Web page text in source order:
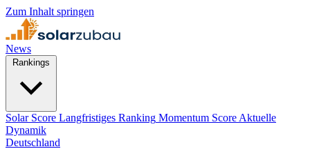
Zum Inhalt springen
News
Solar Score Langfristiges Ranking Momentum Score Aktuelle
Dynamik
Deutschland